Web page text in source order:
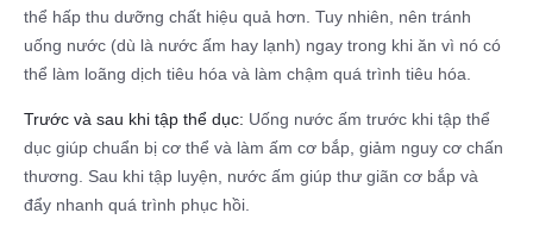
thể hấp thu dưỡng chất hiệu quả hơn. Tuy nhiên, nên tránh
uống nước (dù là nước ấm hay lạnh) ngay trong khi ăn vì nó có
thể làm loãng dịch tiêu hóa và làm chậm quá trình tiêu hóa.
Trước và sau khi tập thể dục: Uống nước ấm trước khi tập thể
dục giúp chuẩn bị cơ thể và làm ấm cơ bắp, giảm nguy cơ chấn
thương. Sau khi tập luyện, nước ấm giúp thư giãn cơ bắp và
đẩy nhanh quá trình phục hồi.